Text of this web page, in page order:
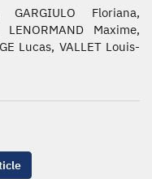
Floriana,
Maxime,
Lucas, VALLET Louis-